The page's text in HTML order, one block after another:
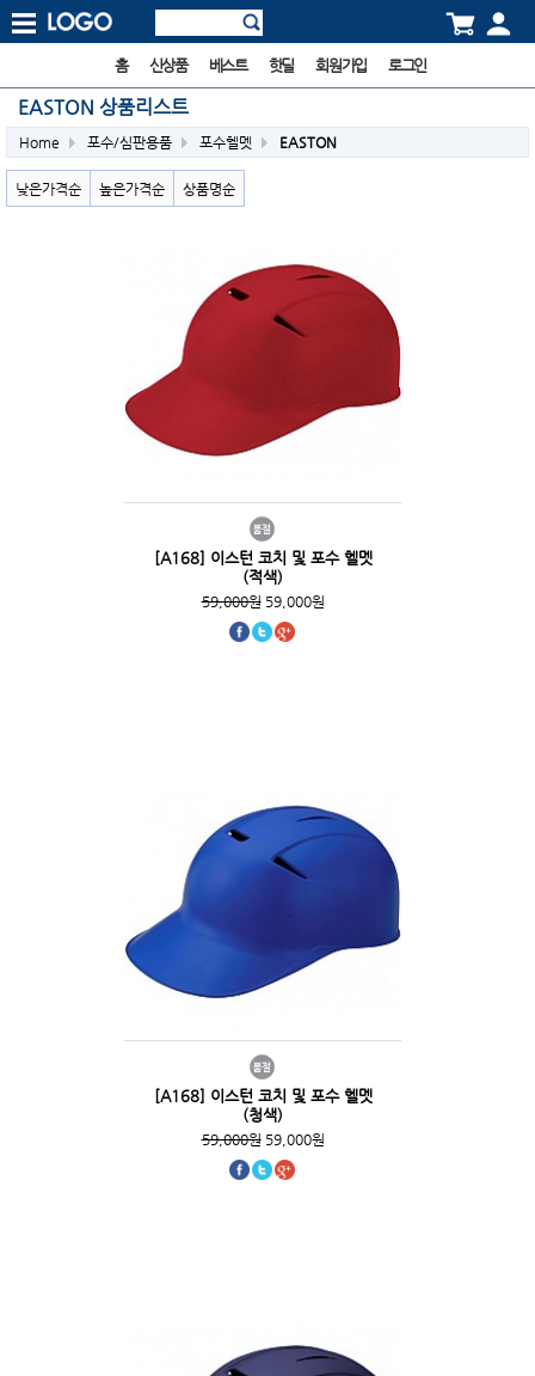
홈 신상품 베스트 핫딜 회원가입 로그인
EASTON 상품리스트
Home 포수/심판용품 포수헬멧 EASTON
낮은가격순 높은가격순 상품명순
[A168] 이스턴 코치 및 포수 헬멧
(적색)
59,000원59,000원
[A168] 이스턴 코치 및 포수 헬멧
(청색)
59,000원59,000원